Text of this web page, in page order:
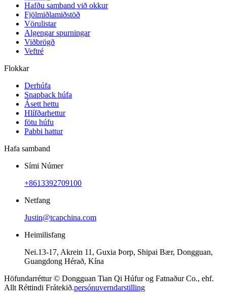
Hafðu samband við okkur
Fjölmiðlamiðstöð
Vörulistar
Algengar spurningar
Viðbrögð
Veftré
Flokkar
Derhúfa
Snapback húfa
Ásett hettu
Hlífðarhettur
fötu húfu
Pabbi hattur
Hafa samband
Sími Númer
+8613392709100
Netfang
Justin@tcapchina.com
Heimilisfang
Nei.13-17, Akrein 11, Guxia Þorp, Shipai Bær, Dongguan,
Guangdong Hérað, Kína
Höfundarréttur © Dongguan Tian Qi Húfur og Fatnaður Co., ehf.
Allt Réttindi Frátekið.persónuverndarstilling